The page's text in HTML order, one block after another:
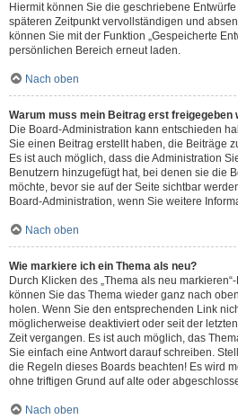
Hiermit können Sie die geschriebene
späteren Zeitpunkt vervollständigen und
können Sie mit der Funktion „Gespeicherte
persönlichen Bereich erneut laden.
Nach oben
Warum muss mein Beitrag erst freigegeben
Die Board-Administration kann entschieden
Sie einen Beitrag erstellt haben, die Beiträge
Es ist auch möglich, dass die Administration
Benutzern hinzugefügt hat, bei denen sie die
möchte, bevor sie auf der Seite sichtbar
Board-Administration, wenn Sie weitere
Nach oben
Wie markiere ich ein Thema als neu?
Durch Klicken des „Thema als neu
können Sie das Thema wieder ganz nach
holen. Wenn Sie den entsprechenden Link
möglicherweise deaktiviert oder seit der
Zeit vergangen. Es ist auch möglich, das
Sie einfach eine Antwort darauf schreiben.
die Regeln dieses Boards beachten! Es wird
ohne triftigen Grund auf alte oder
Nach oben